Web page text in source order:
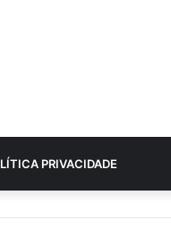
PRIVACIDADE